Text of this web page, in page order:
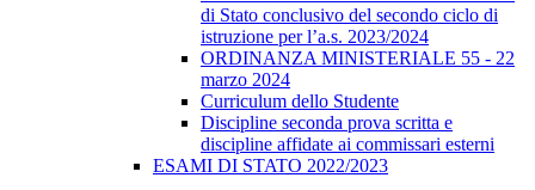
di Stato conclusivo del secondo ciclo di
istruzione per l’a.s. 2023/2024
ORDINANZA MINISTERIALE 55 - 22
marzo 2024
Curriculum dello Studente
Discipline seconda prova scritta e
discipline affidate ai commissari esterni
ESAMI DI STATO 2022/2023